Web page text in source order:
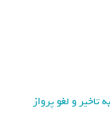
و لغو پرواز